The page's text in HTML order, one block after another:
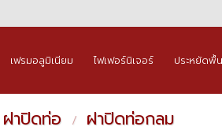
เฟรมอลูมิเนียม ไฟเฟอร์นิเจอร์ ประหยัดพื้
ฝาปิดท่อ / ฝาปิดท่อกลม